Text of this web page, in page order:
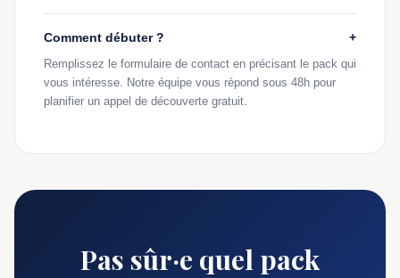
Comment débuter ? +
Remplissez le formulaire de contact en précisant le pack qui
vous intéresse. Notre équipe vous répond sous 48h pour
planifier un appel de découverte gratuit.
Pas sûr·e quel pack